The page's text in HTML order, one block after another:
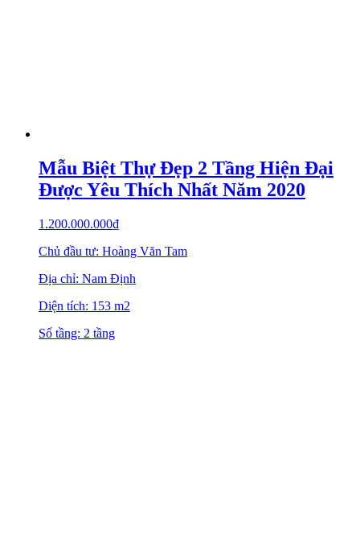
Mẫu Biệt Thự Đẹp 2 Tầng Hiện Đại
Được Yêu Thích Nhất Năm 2020
1.200.000.000₫
Chủ đầu tư: Hoàng Văn Tam
Địa chỉ: Nam Định
Diện tích: 153 m2
Số tầng: 2 tầng